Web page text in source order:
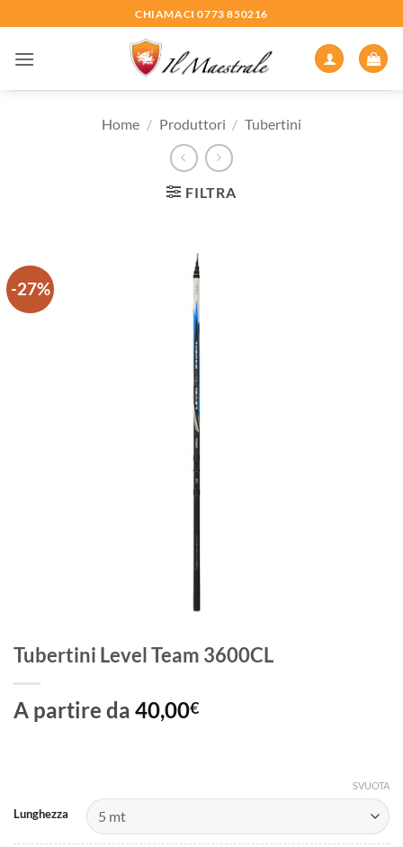
ai
contenuti
CHIAMACI 0773 850216
Home / Produttori / Tubertini
FILTRA
-27%
Tubertini Level Team 3600CL
A partire da 40,00€
Lunghezza
SVUOTA